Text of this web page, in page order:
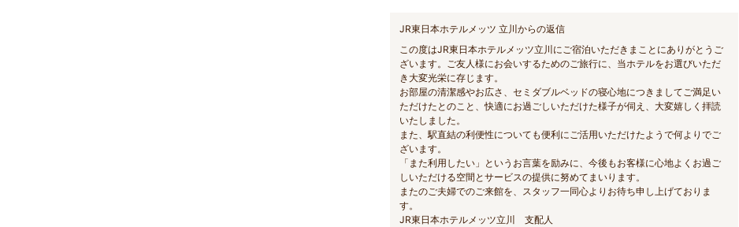
JR東日本ホテルメッツ 立川からの返信
この度はJR東日本ホテルメッツ立川にご宿泊いただきまことにありがとうご
ざいます。ご友人様にお会いするためのご旅行に、当ホテルをお選びいただ
き大変光栄に存じます。
お部屋の清潔感やお広さ、セミダブルベッドの寝心地につきましてご満足い
ただけたとのこと、快適にお過ごしいただけた様子が伺え、大変嬉しく拝読
いたしました。
また、駅直結の利便性についても便利にご活用いただけたようで何よりでご
ざいます。
「また利用したい」というお言葉を励みに、今後もお客様に心地よくお過ご
しいただける空間とサービスの提供に努めてまいります。
またのご夫婦でのご来館を、スタッフ一同心よりお待ち申し上げておりま
す。
JR東日本ホテルメッツ立川 支配人